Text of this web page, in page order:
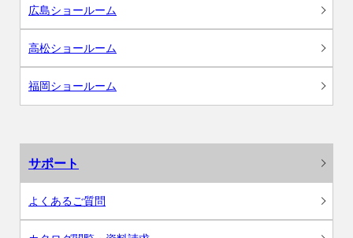
広島ショールーム
高松ショールーム
福岡ショールーム
サポート
よくあるご質問